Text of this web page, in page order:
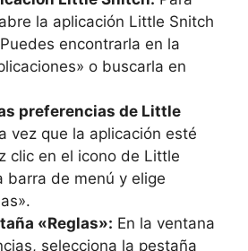
la aplicación Little Snitch
encontrarla en la
o buscarla en
preferencias de Little
vez que la aplicación esté
clic en el icono de Little
barra de menú y elige
«Reglas»: En la ventana
selecciona la pestaña